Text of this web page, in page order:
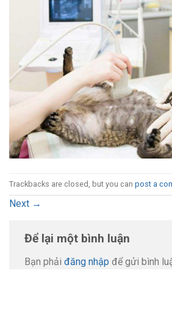
Trackbacks are closed, but you can post a
Next →
Để lại một bình luận
Bạn phải đăng nhập để gửi bình